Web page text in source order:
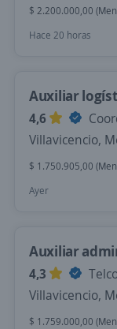
$ 2.200.000,00
Hace 20 horas
Auxiliar
4,6
Villavicencio,
$ 1.750.905,00
Ayer
Auxiliar
4,3
Villavicencio,
$ 1.759.000,00